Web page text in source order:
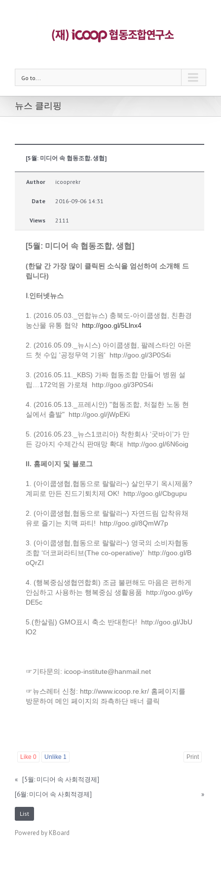
Go to...
뉴스 클리핑
[5월: 미디어 속 협동조합, 생협]
Author icooprekr
Date 2016-09-06 14:31
Views 2111
[5월 : 미디어 속 협동조합, 생협]
(한달 간 가장 많이 클릭된 소식을 엄선하여 소개해 드
립니다)
Ⅰ.인터넷뉴스
1. (2016.05.03._연합뉴스) 충북도-아이쿱생협, 친환경
농산물 유통 협약 http://goo.gl/5Llnx4
2. (2016.05.09._뉴시스) 아이쿱생협, 팔레스타인 아몬
드 첫 수입 '공정무역 기원' http://goo.gl/3P0S4i
3. (2016.05.11._KBS) 가짜 협동조합 만들어 병원 설
립…172억원 가로채 http://goo.gl/3P0S4i
4. (2016.05.13._프레시안) "협동조합, 처절한 노동 현
실에서 출발" http://goo.gl/jWpEKi
5. (2016.05.23._뉴스1코리아) 착한회사 ‘굿바이’가 만
든 강아지 수제간식 판매망 확대 http://goo.gl/6N6oig
II. 홈페이지 및 블로그
1. (아이쿱생협,협동으로 랄랄라~) 살인무기 옥시제품?
계피로 만든 진드기퇴치제 OK! http://goo.gl/Cbgupu
2. (아이쿱생협,협동으로 랄랄라~) 자연드림 압착유채
유로 즐기는 치맥 파티! http://goo.gl/8QmW7p
3. (아이쿱생협,협동으로 랄랄라~) 영국의 소비자협동
조합 ‘더코퍼라티브(The co-operative)' http://goo.gl/B
oQrZI
4. (행복중심생협연합회) 조금 불편해도 마음은 편하게
안심하고 사용하는 행복중심 생활용품 http://goo.gl/6y
DE5c
5.(한살림) GMO표시 축소 반대한다! http://goo.gl/JbU
lO2
☞기타문의: icoop-institute@hanmail.net
☞뉴스레터 신청: http://www.icoop.re.kr/ 홈페이지를
방문하여 메인 페이지의 좌측하단 배너 클릭
Like 0 Unlike 1 Print
« [5월: 미디어 속 사회적경제]
[6월: 미디어 속 사회적경제]
»
List
Powered by KBoard